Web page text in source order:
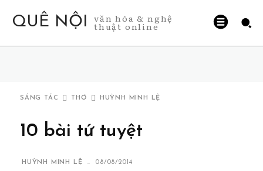
QUÊ NỘI văn hóa & nghệ
thuật online
SÁNG TÁC THƠ HUỲNH MINH LỆ
10 bài tứ tuyệt
HUỲNH MINH LỆ - 08/08/2014